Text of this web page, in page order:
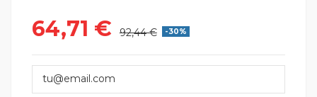
64,71 € 92,44 € -30%